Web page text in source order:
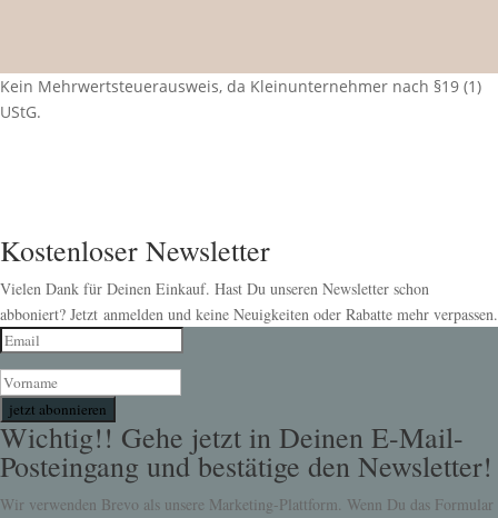
Kein Mehrwertsteuerausweis, da Kleinunternehmer nach §19 (1)
UStG.
Kostenloser Newsletter
Vielen Dank für Deinen Einkauf. Hast Du unseren Newsletter schon
abboniert? Jetzt anmelden und keine Neuigkeiten oder Rabatte mehr verpassen.
jetzt abonnieren
Wichtig!! Gehe jetzt in Deinen E-Mail-
Posteingang und bestätige den Newsletter!
Wir verwenden Brevo als unsere Marketing-Plattform. Wenn Du das Formular